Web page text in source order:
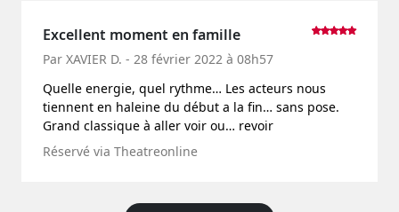
Excellent moment en famille
Par XAVIER D. - 28 février 2022 à 08h57
Quelle energie, quel rythme… Les acteurs nous
tiennent en haleine du début a la fin… sans pose.
Grand classique à aller voir ou… revoir
Réservé via Theatreonline